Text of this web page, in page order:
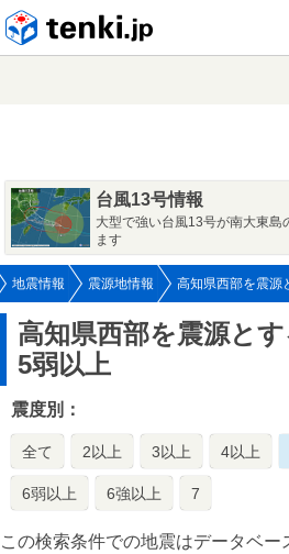
台風13号情報
大型で強い台風13号が南大東
ます
地震情報 震源地情報 高知県西部を震源
高知県西部を震源と
5弱以上
震度別：
全て 2以上 3以上 4以上
6弱以上 6強以上 7
この検索条件での地震はデータベー